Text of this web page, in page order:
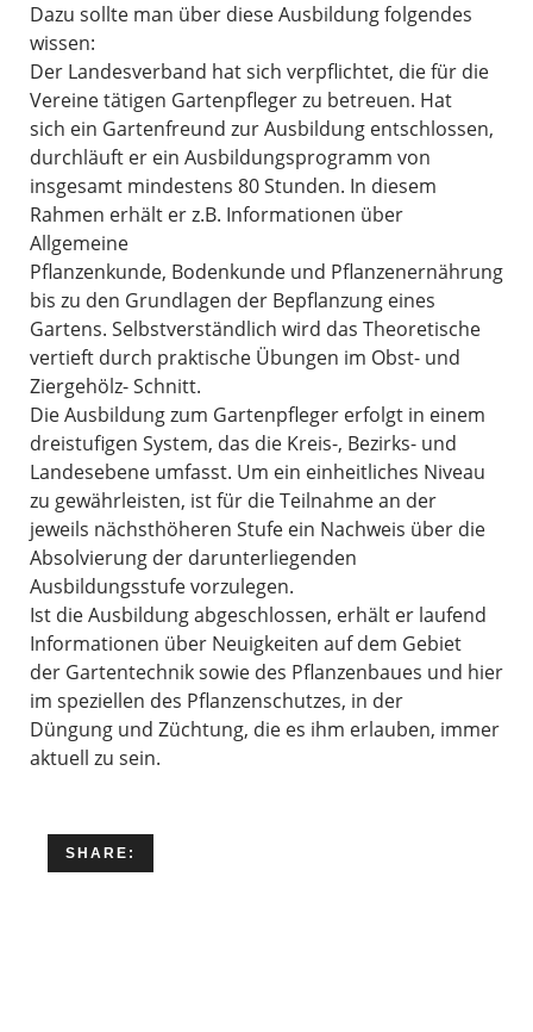
Dazu sollte man über diese Ausbildung folgendes
wissen:
Der Landesverband hat sich verpflichtet, die für die
Vereine tätigen Gartenpfleger zu betreuen. Hat
sich ein Gartenfreund zur Ausbildung entschlossen,
durchläuft er ein Ausbildungsprogramm von
insgesamt mindestens 80 Stunden. In diesem
Rahmen erhält er z.B. Informationen über
Allgemeine
Pflanzenkunde, Bodenkunde und Pflanzenernährung
bis zu den Grundlagen der Bepflanzung eines
Gartens. Selbstverständlich wird das Theoretische
vertieft durch praktische Übungen im Obst- und
Ziergehölz- Schnitt.
Die Ausbildung zum Gartenpfleger erfolgt in einem
dreistufigen System, das die Kreis-, Bezirks- und
Landesebene umfasst. Um ein einheitliches Niveau
zu gewährleisten, ist für die Teilnahme an der
jeweils nächsthöheren Stufe ein Nachweis über die
Absolvierung der darunterliegenden
Ausbildungsstufe vorzulegen.
Ist die Ausbildung abgeschlossen, erhält er laufend
Informationen über Neuigkeiten auf dem Gebiet
der Gartentechnik sowie des Pflanzenbaues und hier
im speziellen des Pflanzenschutzes, in der
Düngung und Züchtung, die es ihm erlauben, immer
aktuell zu sein.
SHARE: